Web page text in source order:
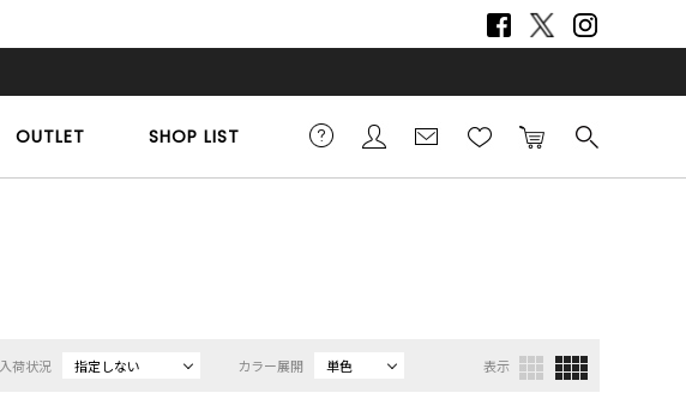
OUTLET SHOP LIST
入荷状況 指定しない カラー展開 単色 表示